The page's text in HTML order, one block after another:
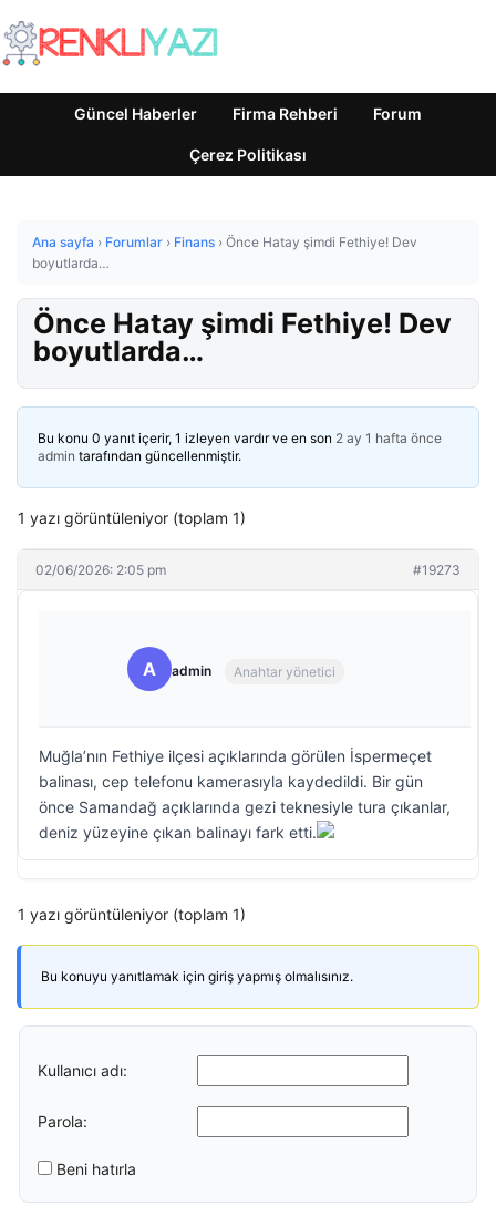
Güncel Haberler Firma Rehberi Forum
Çerez Politikası
Ana sayfa › Forumlar › Finans › Önce Hatay şimdi Fethiye! Dev
boyutlarda…
Önce Hatay şimdi Fethiye! Dev
boyutlarda…
Bu konu 0 yanıt içerir, 1 izleyen vardır ve en son 2 ay 1 hafta önce
admin tarafından güncellenmiştir.
1 yazı görüntüleniyor (toplam 1)
02/06/2026: 2:05 pm #19273
A admin Anahtar yönetici
Muğla’nın Fethiye ilçesi açıklarında görülen İspermeçet
balinası, cep telefonu kamerasıyla kaydedildi. Bir gün
önce Samandağ açıklarında gezi teknesiyle tura çıkanlar,
deniz yüzeyine çıkan balinayı fark etti.
1 yazı görüntüleniyor (toplam 1)
Bu konuyu yanıtlamak için giriş yapmış olmalısınız.
Kullanıcı adı:
Parola:
Beni hatırla